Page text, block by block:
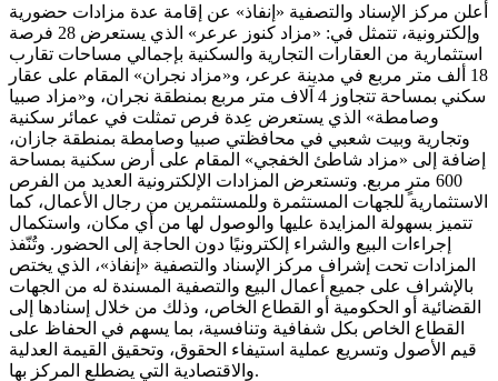
أعلن مركز الإسناد والتصفية «إنفاذ» عن إقامة عدة مزادات حضورية
وإلكترونية، تتمثل في: «مزاد كنوز عرعر» الذي يستعرض 28 فرصة
استثمارية من العقارات التجارية والسكنية بإجمالي مساحات تقارب
18 ألف متر مربع في مدينة عرعر، و«مزاد نجران» المقام على عقار
سكني بمساحة تتجاوز 4 آلاف متر مربع بمنطقة نجران، و«مزاد صبيا
وصامطة» الذي يستعرض عِدة فرص تمثلت في عمائر سكنية
وتجارية وبيت شعبي في محافظتي صبيا وصامطة بمنطقة جازان،
إضافة إلى «مزاد شاطئ الخفجي» المقام على أرض سكنية بمساحة
600 مترٍ مربع. وتستعرض المزادات الإلكترونية العديد من الفرص
الاستثمارية للجهات المستثمرة وللمستثمرين من رجال الأعمال، كما
تتميز بسهولة المزايدة عليها والوصول لها من أي مكان، واستكمال
إجراءات البيع والشراء إلكترونيًا دون الحاجة إلى الحضور. وتُنّفذ
المزادات تحت إشراف مركز الإسناد والتصفية «إنفاذ»، الذي يختص
بالإشراف على جميع أعمال البيع والتصفية المسندة له من الجهات
القضائية أو الحكومية أو القطاع الخاص، وذلك من خلال إسنادها إلى
القطاع الخاص بكل شفافية وتنافسية، بما يسهم في الحفاظ على
قيم الأصول وتسريع عملية استيفاء الحقوق، وتحقيق القيمة العدلية
والاقتصادية التي يضطلع المركز بها.